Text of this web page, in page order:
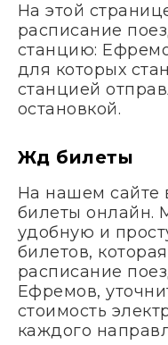
На этой
расписание
станцию:
для которых
станцией
остановкой.
Жд билеты
На нашем сайте
билеты онлайн.
удобную и
билетов,
расписание
Ефремов,
стоимость
каждого